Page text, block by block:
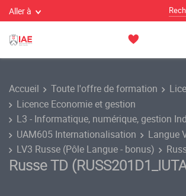
Aller à
Accueil Toute l'offre de formation
Licence Economie et gestion
L3 - Informatique, numérique, gestion
UAM605 Internationalisation
Langue
LV3 Russe (Pôle Langue - bonus)
Russe TD